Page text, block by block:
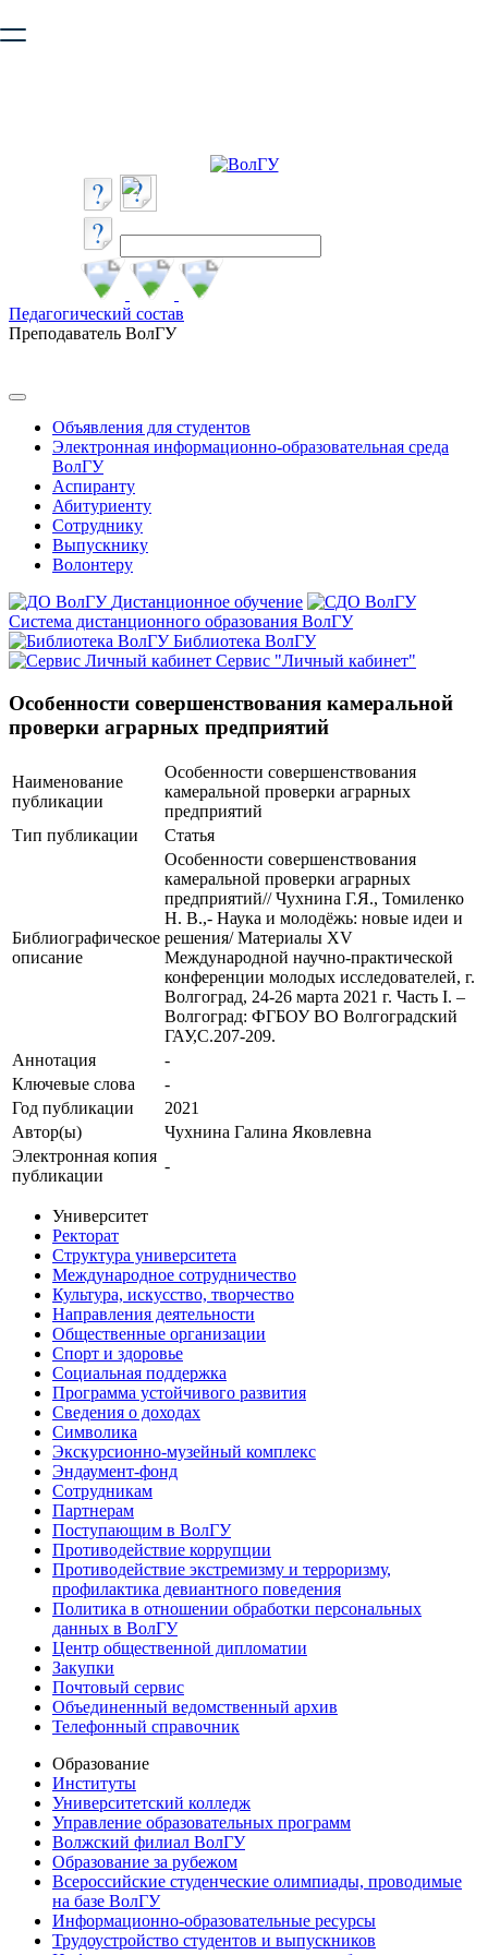
безопасную работу с сайтом. Пожалуйста
Педагогический состав
Преподаватель ВолГУ
Объявления для студентов
Электронная информационно-образовательная среда
ВолГУ
Аспиранту
Абитуриенту
Сотруднику
Выпускнику
Волонтеру
Дистанционное обучение
Система дистанционного образования ВолГУ
Библиотека ВолГУ
Сервис "Личный кабинет"
Особенности совершенствования камеральной
проверки аграрных предприятий
Наименование
публикации
Особенности совершенствования
камеральной проверки аграрных
предприятий
Тип публикации
Статья
Библиографическое
описание
Особенности совершенствования
камеральной проверки аграрных
предприятий// Чухнина Г.Я., Томиленко
Н. В.,- Наука и молодёжь: новые идеи и
решения/ Материалы XV
Международной научно-практической
конференции молодых исследователей, г.
Волгоград, 24-26 марта 2021 г. Часть I. –
Волгоград: ФГБОУ ВО Волгоградский
ГАУ,С.207-209.
Аннотация
-
Ключевые cлова
-
Год публикации
2021
Автор(ы)
Чухнина Галина Яковлевна
Электронная копия
публикации
-
Университет
Ректорат
Структура университета
Международное сотрудничество
Культура, искусство, творчество
Направления деятельности
Общественные организации
Спорт и здоровье
Социальная поддержка
Программа устойчивого развития
Сведения о доходах
Символика
Экскурсионно-музейный комплекс
Эндаумент-фонд
Сотрудникам
Партнерам
Поступающим в ВолГУ
Противодействие коррупции
Противодействие экстремизму и терроризму,
профилактика девиантного поведения
Политика в отношении обработки персональных
данных в ВолГУ
Центр общественной дипломатии
Закупки
Почтовый сервис
Объединенный ведомственный архив
Телефонный справочник
Образование
Институты
Университетский колледж
Управление образовательных программ
Волжский филиал ВолГУ
Образование за рубежом
Всероссийские студенческие олимпиады, проводимые
на базе ВолГУ
Информационно-образовательные ресурсы
Трудоустройство студентов и выпускников